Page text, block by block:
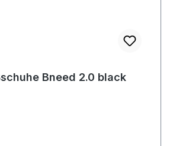
Bneed 2.0 black